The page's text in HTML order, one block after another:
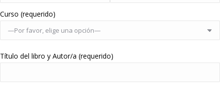
Curso (requerido)
Título del libro y Autor/a (requerido)